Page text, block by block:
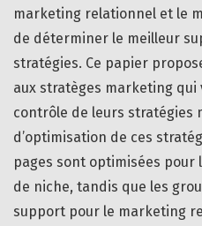
marketing relationnel et le
de déterminer le meilleur
stratégies. Ce papier
aux stratèges marketing
contrôle de leurs stratégies
d’optimisation de ces
pages sont optimisées
de niche, tandis que les
support pour le marketing